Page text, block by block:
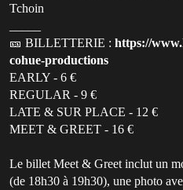
Tchoin
🎫 BILLETTERIE : https://
cohue-productions
EARLY - 6 €
REGULAR - 9 €
LATE & SUR PLACE - 12 €
MEET & GREET - 16 €
Le billet Meet & Greet inclut un
(de 18h30 à 19h30), une photo